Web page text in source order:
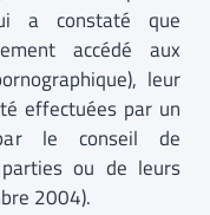
a constaté que
accédé aux
leur
effectuées par un
le conseil de
parties ou de leurs
2004).